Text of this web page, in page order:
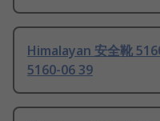
Himalayan 安全靴
5160-06 39